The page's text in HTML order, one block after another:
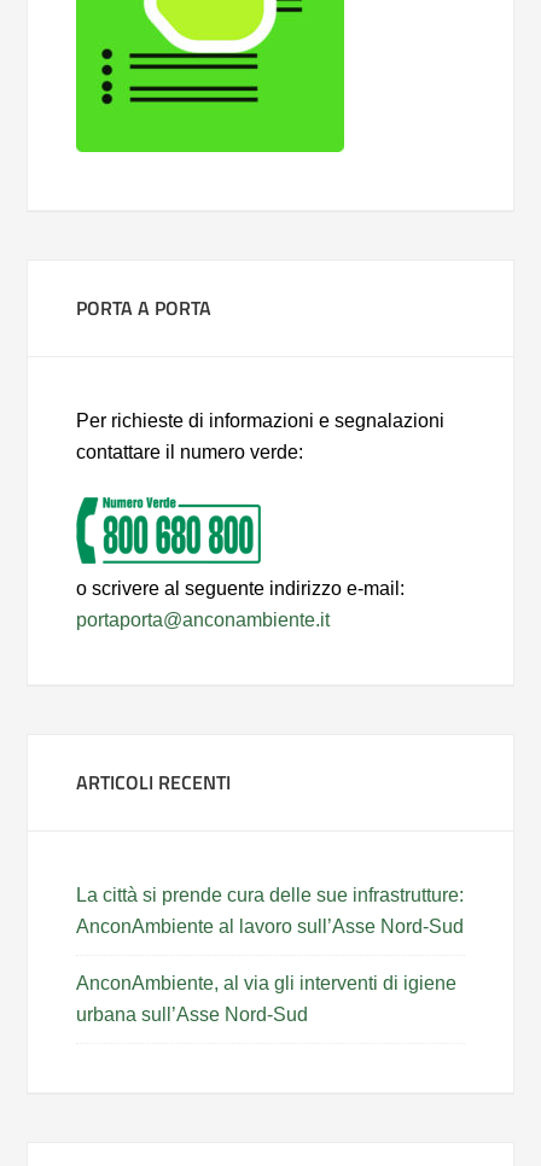
PORTA A PORTA
Per richieste di informazioni e segnalazioni
contattare il numero verde:
o scrivere al seguente indirizzo e-mail:
portaporta@anconambiente.it
ARTICOLI RECENTI
La città si prende cura delle sue infrastrutture:
AnconAmbiente al lavoro sull’Asse Nord-Sud
AnconAmbiente, al via gli interventi di igiene
urbana sull’Asse Nord-Sud